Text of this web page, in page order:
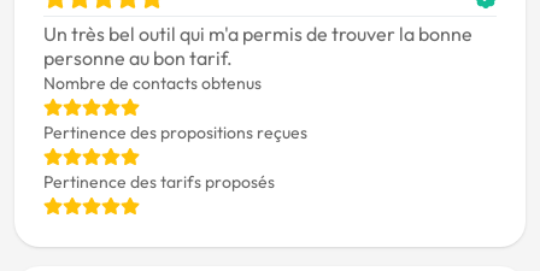
Un très bel outil qui m'a permis de trouver la bonne
personne au bon tarif.
Nombre de contacts obtenus
Pertinence des propositions reçues
Pertinence des tarifs proposés